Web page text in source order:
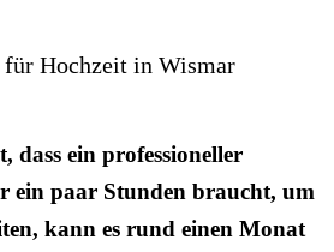
dass ein professioneller
ein paar Stunden braucht, um
kann es rund einen Monat